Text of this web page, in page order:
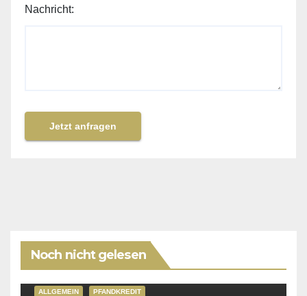
Nachricht:
Jetzt anfragen
Noch nicht gelesen
ALLGEMEIN PFANDKREDIT